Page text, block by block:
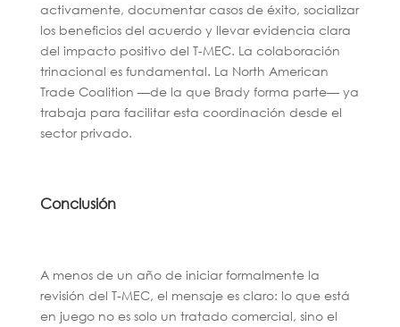
activamente, documentar casos de éxito, socializar
los beneficios del acuerdo y llevar evidencia clara
del impacto positivo del T-MEC. La colaboración
trinacional es fundamental. La North American
Trade Coalition —de la que Brady forma parte— ya
trabaja para facilitar esta coordinación desde el
sector privado.
Conclusión
A menos de un año de iniciar formalmente la
revisión del T-MEC, el mensaje es claro: lo que está
en juego no es solo un tratado comercial, sino el